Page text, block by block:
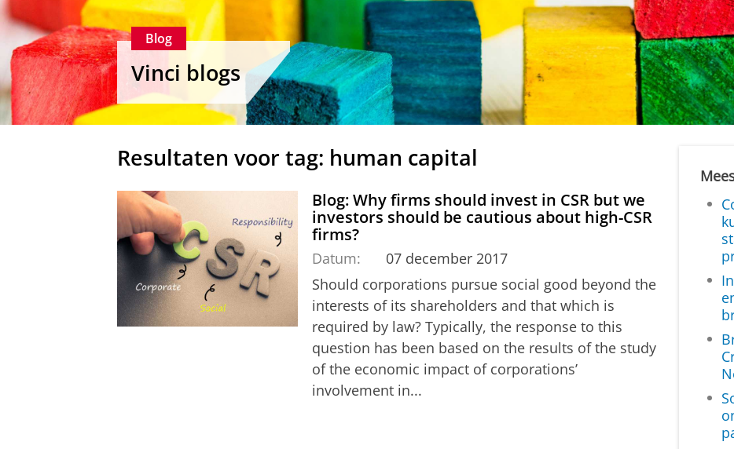
Blog
Vinci blogs
Resultaten voor tag: human capital
Blog: Why firms should invest in CSR but we
investors should be cautious about high-CSR
firms?
Datum:
07 december 2017
Should corporations pursue social good beyond the
interests of its shareholders and that which is
required by law? Typically, the response to this
question has been based on the results of the study
of the economic impact of corporations’
involvement in...